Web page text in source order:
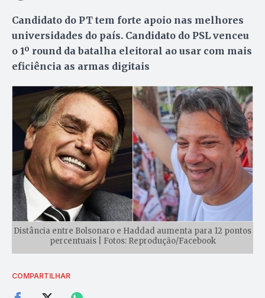
Candidato do PT tem forte apoio nas melhores
universidades do país. Candidato do PSL venceu
o 1º round da batalha eleitoral ao usar com mais
eficiência as armas digitais
Distância entre Bolsonaro e Haddad aumenta para 12 pontos
percentuais | Fotos: Reprodução/Facebook
COMPARTILHAR